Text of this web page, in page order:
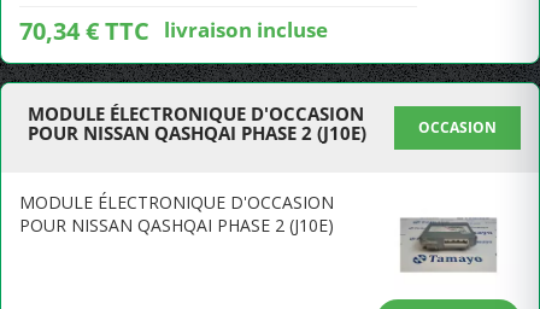
70,34 € TTC livraison incluse
MODULE ÉLECTRONIQUE D'OCCASION
POUR NISSAN QASHQAI PHASE 2 (J10E)
OCCASION
MODULE ÉLECTRONIQUE D'OCCASION
POUR NISSAN QASHQAI PHASE 2 (J10E)